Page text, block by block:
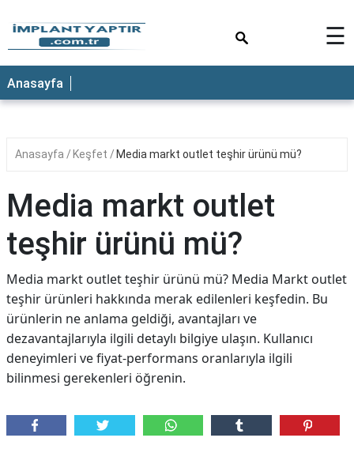
☰
Anasayfa
Anasayfa Keşfet Media markt outlet teşhir ürünü mü?
Media markt outlet
teşhir ürünü mü?
Media markt outlet teşhir ürünü mü? Media Markt outlet
teşhir ürünleri hakkında merak edilenleri keşfedin. Bu
ürünlerin ne anlama geldiği, avantajları ve
dezavantajlarıyla ilgili detaylı bilgiye ulaşın. Kullanıcı
deneyimleri ve fiyat-performans oranlarıyla ilgili
bilinmesi gerekenleri öğrenin.